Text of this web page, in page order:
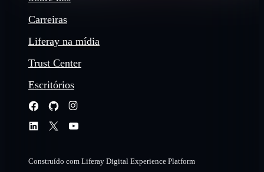
Carreiras
Liferay na mídia
Trust Center
Escritórios
Construído com Liferay Digital Experience Platform